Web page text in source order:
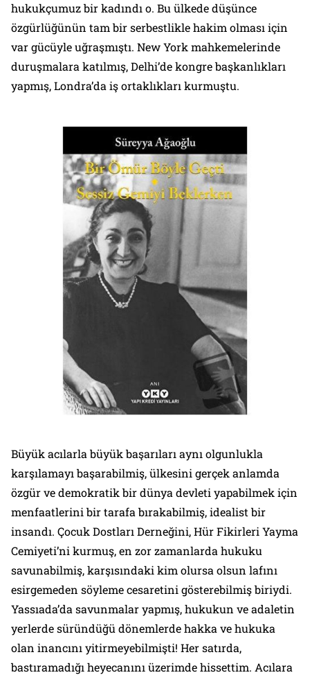
hukukçumuz bir kadındı o. Bu ülkede düşünce
özgürlüğünün tam bir serbestlikle hakim olması için
var gücüyle uğraşmıştı. New York mahkemelerinde
duruşmalara katılmış, Delhi’de kongre başkanlıkları
yapmış, Londra’da iş ortaklıkları kurmuştu.
Büyük acılarla büyük başarıları aynı olgunlukla
karşılamayı başarabilmiş, ülkesini gerçek anlamda
özgür ve demokratik bir dünya devleti yapabilmek için
menfaatlerini bir tarafa bırakabilmiş, idealist bir
insandı. Çocuk Dostları Derneğini, Hür Fikirleri Yayma
Cemiyeti’ni kurmuş, en zor zamanlarda hukuku
savunabilmiş, karşısındaki kim olursa olsun lafını
esirgemeden söyleme cesaretini gösterebilmiş biriydi.
Yassıada’da savunmalar yapmış, hukukun ve adaletin
yerlerde süründüğü dönemlerde hakka ve hukuka
olan inancını yitirmeyebilmişti! Her satırda,
bastıramadığı heyecanını üzerimde hissettim. Acılara